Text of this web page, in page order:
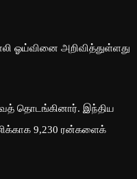
ஓய்வினை அறிவித்துள்ளது
தொடங்கினார். இந்திய
9,230 ரன்களைக்